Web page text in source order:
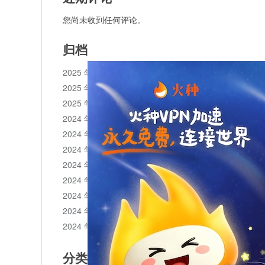
您尚未收到任何评论。
归档
2025 年 11 月
2025 年 10 月
2025 年 1 月
2024 年 12 月
2024 年 11 月
2024 年 10 月
2024 年 9 月
2024 年 8 月
2024 年 7 月
2024 年 6 月
2024 年 5 月
分类目录